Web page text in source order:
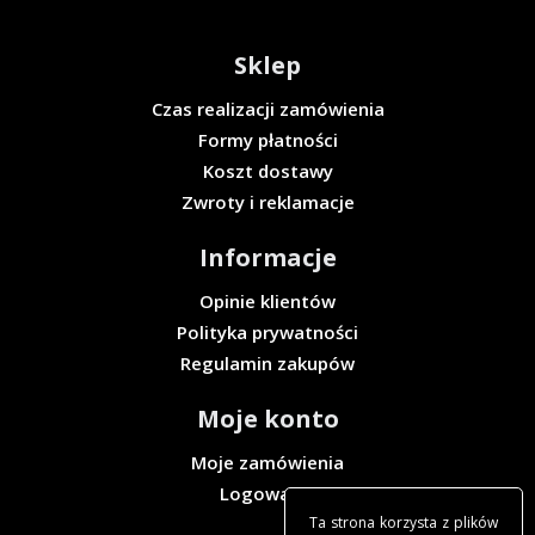
Sklep
Czas realizacji zamówienia
Formy płatności
Koszt dostawy
Zwroty i reklamacje
Informacje
Opinie klientów
Polityka prywatności
Regulamin zakupów
Moje konto
Moje zamówienia
Logowanie
Ta strona korzysta z plików